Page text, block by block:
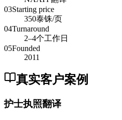
03Starting price
350泰铢/页
04Turnaround
2–4个工作日
05Founded
2011
真实客户案例
护士执照翻译